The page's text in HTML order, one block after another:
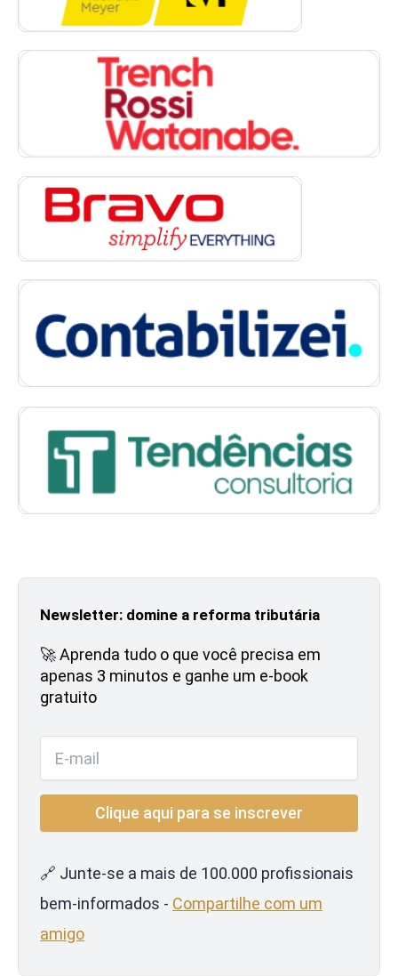
Newsletter: domine a reforma tributária
🚀 Aprenda tudo o que você precisa em
apenas 3 minutos e ganhe um e-book
gratuito
🔗 Junte-se a mais de 100.000 profissionais
bem-informados - Compartilhe com um
amigo